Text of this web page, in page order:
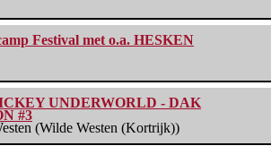
Festival met o.a. HESKEN
UNDERWORLD - DAK
#3
(Wilde Westen (Kortrijk))